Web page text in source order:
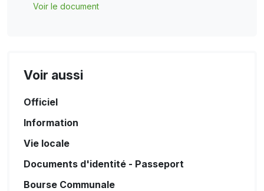
Voir le document
Voir aussi
Officiel
Information
Vie locale
Documents d'identité - Passeport
Bourse Communale